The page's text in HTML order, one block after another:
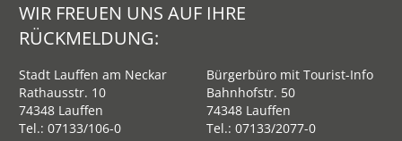
WIR FREUEN UNS AUF IHRE
RÜCKMELDUNG:
Stadt Lauffen am Neckar
Rathausstr. 10
74348 Lauffen
Tel.: 07133/106-0
Bürgerbüro mit Tourist-Info
Bahnhofstr. 50
74348 Lauffen
Tel.:07133/2077-0